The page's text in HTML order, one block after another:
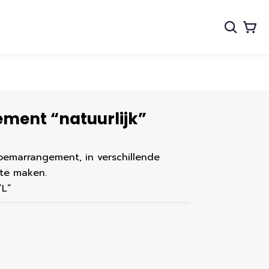
“natuurlijk”
in verschillende
maken.